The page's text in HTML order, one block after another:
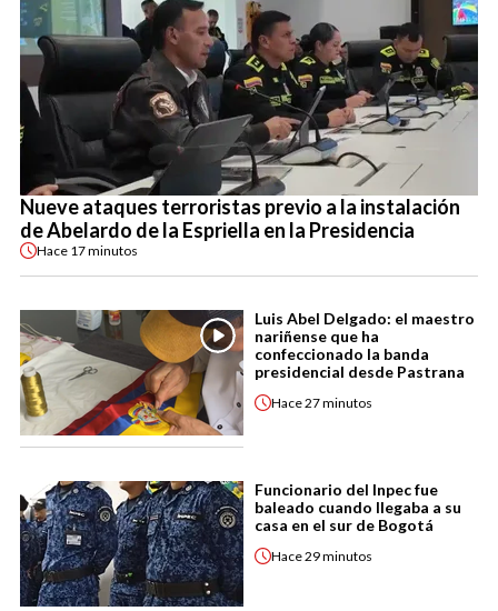
Nueve ataques terroristas previo a la instalación
de Abelardo de la Espriella en la Presidencia
Hace 17 minutos
Luis Abel Delgado: el maestro
nariñense que ha
confeccionado la banda
presidencial desde Pastrana
Hace27 minutos
Funcionario del Inpec fue
baleado cuando llegaba a su
casa en el sur de Bogotá
Hace29 minutos